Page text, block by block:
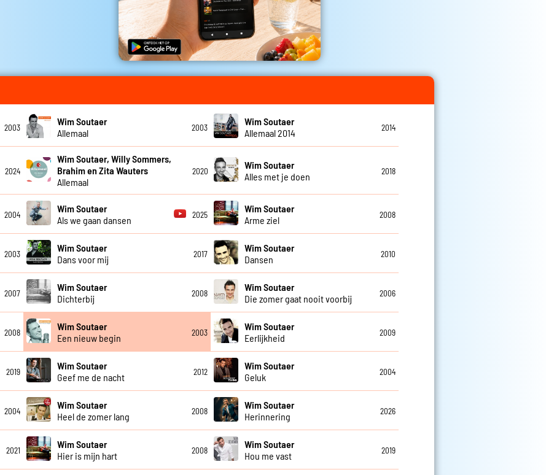
2003
Wim Soutaer
Allemaal
2003
Wim Soutaer
Allemaal 2014
2014
2024
Wim Soutaer, Willy Sommers,
Brahim en Zita Wauters
Allemaal
2020
Wim Soutaer
Alles met je doen
2018
2004
Wim Soutaer
Als we gaan dansen
2025
Wim Soutaer
Arme ziel
2008
2003
Wim Soutaer
Dans voor mij
2017
Wim Soutaer
Dansen
2010
2007
Wim Soutaer
Dichterbij
2008
Wim Soutaer
Die zomer gaat nooit voorbij
2006
2008
Wim Soutaer
Een nieuw begin
2003
Wim Soutaer
Eerlijkheid
2009
2019
Wim Soutaer
Geef me de nacht
2012
Wim Soutaer
Geluk
2004
2004
Wim Soutaer
Heel de zomer lang
2008
Wim Soutaer
Herinnering
2026
2021
Wim Soutaer
Hier is mijn hart
2008
Wim Soutaer
Hou me vast
2019